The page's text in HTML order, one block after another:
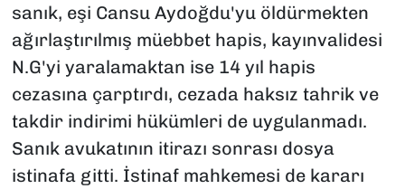
sanık, eşi Cansu Aydoğdu'yu öldürmekten
ağırlaştırılmış müebbet hapis, kayınvalidesi
N.G'yi yaralamaktan ise 14 yıl hapis
cezasına çarptırdı, cezada haksız tahrik ve
takdir indirimi hükümleri de uygulanmadı.
Sanık avukatının itirazı sonrası dosya
istinafa gitti. İstinaf mahkemesi de kararı